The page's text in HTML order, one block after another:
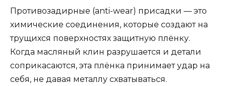
Противозадирные (anti-wear) присадки — это
химические соединения, которые создают на
трущихся поверхностях защитную плёнку.
Когда масляный клин разрушается и детали
соприкасаются, эта плёнка принимает удар на
себя, не давая металлу схватываться.